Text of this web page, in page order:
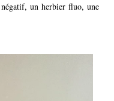
un herbier fluo, une